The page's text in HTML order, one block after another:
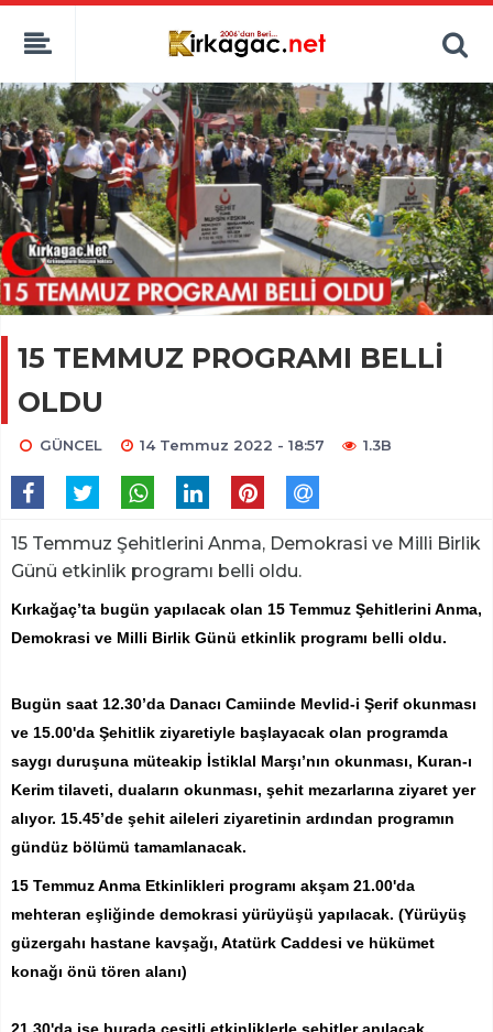
15 TEMMUZ PROGRAMI BELLİ
OLDU
GÜNCEL 14 Temmuz 2022 - 18:57 1.3B
15 Temmuz Şehitlerini Anma, Demokrasi ve Milli Birlik
Günü etkinlik programı belli oldu.
Kırkağaç’ta bugün yapılacak olan 15 Temmuz Şehitlerini Anma,
Demokrasi ve Milli Birlik Günü etkinlik programı belli oldu.
Bugün saat 12.30’da Danacı Camiinde Mevlid-i Şerif okunması
ve 15.00'da Şehitlik ziyaretiyle başlayacak olan programda
saygı duruşuna müteakip İstiklal Marşı’nın okunması, Kuran-ı
Kerim tilaveti, duaların okunması, şehit mezarlarına ziyaret yer
alıyor. 15.45’de şehit aileleri ziyaretinin ardından programın
gündüz bölümü tamamlanacak.
15 Temmuz Anma Etkinlikleri programı akşam 21.00'da
mehteran eşliğinde demokrasi yürüyüşü yapılacak. (Yürüyüş
güzergahı hastane kavşağı, Atatürk Caddesi ve hükümet
konağı önü tören alanı)
21.30'da ise burada çeşitli etkinliklerle şehitler anılacak.